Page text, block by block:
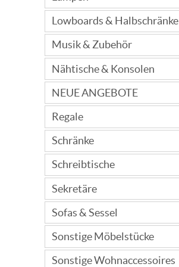
Lowboards & Halbschränke
Musik & Zubehör
Nähtische & Konsolen
NEUE ANGEBOTE
Regale
Schränke
Schreibtische
Sekretäre
Sofas & Sessel
Sonstige Möbelstücke
Sonstige Wohnaccessoires